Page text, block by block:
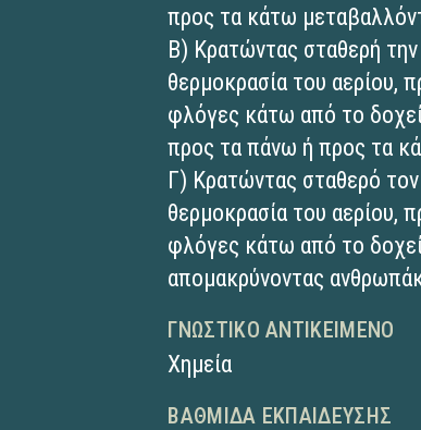
προς τα κάτω
Β) Κρατώντας σταθερή
θερμοκρασία του αερίου,
φλόγες κάτω από το
προς τα πάνω ή προς τα
Γ) Κρατώντας σταθερό
θερμοκρασία του αερίου,
φλόγες κάτω από το
απομακρύνοντας
ΓΝΩΣΤΙΚΌ ΑΝΤΙΚΕΊΜΕΝΟ
Χημεία
ΒΑΘΜΊΔΑ ΕΚΠΑΊΔΕΥΣΗΣ